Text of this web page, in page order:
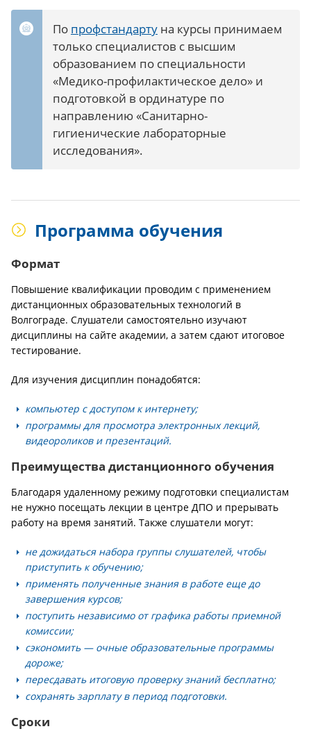
По профстандарту на курсы принимаем
только специалистов с высшим
образованием по специальности
«Медико-профилактическое дело» и
подготовкой в ординатуре по
направлению «Санитарно-
гигиенические лабораторные
исследования».
Программа обучения
Формат
Повышение квалификации проводим с применением
дистанционных образовательных технологий в
Волгограде. Слушатели самостоятельно изучают
дисциплины на сайте академии, а затем сдают итоговое
тестирование.
Для изучения дисциплин понадобятся:
компьютер с доступом к интернету;
программы для просмотра электронных лекций,
видеороликов и презентаций.
Преимущества дистанционного обучения
Благодаря удаленному режиму подготовки специалистам
не нужно посещать лекции в центре ДПО и прерывать
работу на время занятий. Также слушатели могут:
не дожидаться набора группы слушателей, чтобы
приступить к обучению;
применять полученные знания в работе еще до
завершения курсов;
поступить независимо от графика работы приемной
комиссии;
сэкономить — очные образовательные программы
дороже;
пересдавать итоговую проверку знаний бесплатно;
сохранять зарплату в период подготовки.
Сроки